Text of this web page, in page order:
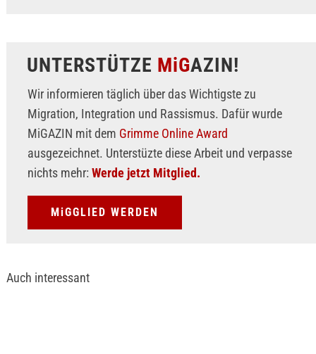
UNTERSTÜTZE MiGAZIN!
Wir informieren täglich über das Wichtigste zu
Migration, Integration und Rassismus. Dafür wurde
MiGAZIN mit dem Grimme Online Award
ausgezeichnet. Unterstüzte diese Arbeit und verpasse
nichts mehr: Werde jetzt Mitglied.
MiGGLIED WERDEN
Auch interessant